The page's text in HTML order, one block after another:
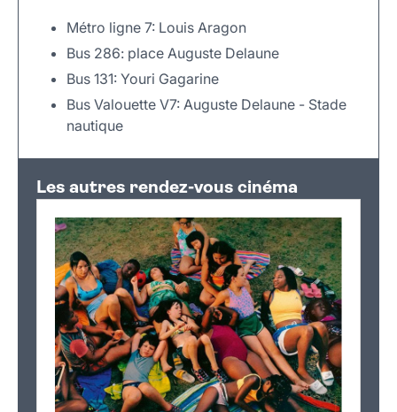
Métro ligne 7: Louis Aragon
Bus 286: place Auguste Delaune
Bus 131: Youri Gagarine
Bus Valouette V7: Auguste Delaune - Stade
nautique
+
−
Les autres rendez-vous cinéma